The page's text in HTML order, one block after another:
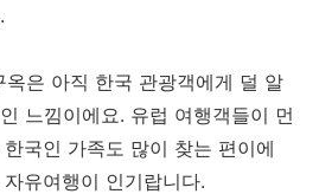
옥은 아직 한국 관광객에게 덜 알
느낌이에요. 유럽 여행객들이 먼
국인 가족도 많이 찾는 편이에
유여행이 인기랍니다.